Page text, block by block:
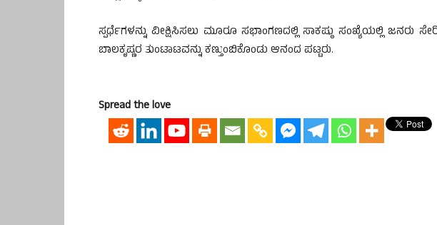
ಸ್ಪರ್ಧೆಗಳನ್ನು ವೀಕ್ಷಿಸಿಸಲು ಮೂರೂ ಸಭಾಂಗಣದಲ್ಲಿ ಸಾಕಷ್ಠು ಸಂಖ್ಯೆಯಲ್ಲಿ ಜನರು
ಬಾಲಕೃಷ್ಣರ ತುಂಟಾಟವನ್ನು ಕಣ್ತುಂಬಿಕೊಂಡು ಆನಂದ ಪಟ್ಟರು.
Spread the love